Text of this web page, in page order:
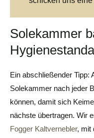
Solekammer
Ein abschließender Tipp:
Solekammer nach jeder
können, damit sich
nächste übertragen. Wir
Fogger Kaltvernebler, mit